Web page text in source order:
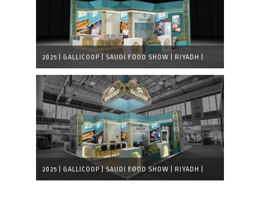
2025 | GALLICOOP | SAUDI FOOD SHOW | RIYADH |
2025 | GALLICOOP | SAUDI FOOD SHOW | RIYADH |